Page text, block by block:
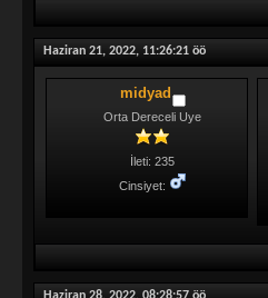
Haziran 21, 2022, 11:26:21 öö
midyad
Orta Dereceli Uye
İleti: 235
Cinsiyet: